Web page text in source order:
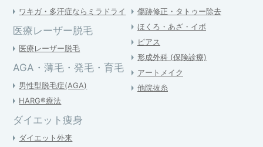
ワキガ・多汗症ならミラドライ
医療レーザー脱毛
医療レーザー脱毛
AGA・薄毛・発毛・育毛
男性型脱毛症(AGA)
HARG®療法
ダイエット痩身
ダイエット外来
傷跡修正・タトゥー除去
ほくろ・あざ・イボ
ピアス
形成外科 (保険診療)
アートメイク
他院抜糸